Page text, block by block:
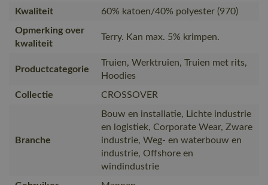
Kwaliteit
60% katoen/40% polyester (970)
Opmerking over
kwaliteit
Terry. Kan max. 5% krimpen.
Productcategorie
Truien, Werktruien, Truien met rits,
Hoodies
Collectie
CROSSOVER
Branche
Bouw en installatie, Lichte industrie
en logistiek, Corporate Wear, Zware
industrie, Weg- en waterbouw en
industrie, Offshore en
windindustrie